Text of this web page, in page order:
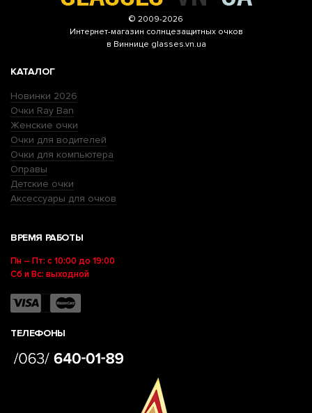
© 2009-2026
Интернет-магазин солнцезащитных очков
в Виннице glasses.vn.ua
КАТАЛОГ
Новинки 2026
Очки Ray Ban
Женские очки
Очки для водителей
Очки для компьютера
Оправы
Детские очки
Аксессуары для очков
ВРЕМЯ РАБОТЫ
Пн – Пт: с 10:00 до 19:00
Сб и Вс: выходной
ТЕЛЕФОНЫ